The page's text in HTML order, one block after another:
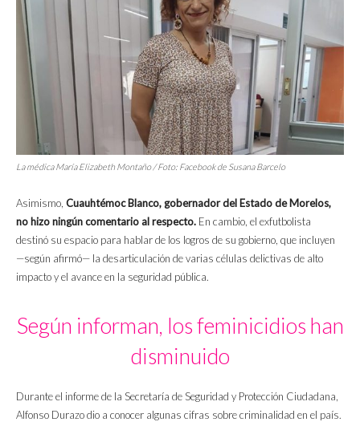
La médica María Elizabeth Montaño / Foto: Facebook de Susana Barcelo
Asimismo, Cuauhtémoc Blanco, gobernador del Estado de Morelos,
no hizo ningún comentario al respecto. En cambio, el exfutbolista
destinó su espacio para hablar de los logros de su gobierno, que incluyen
—según afirmó— la desarticulación de varias células delictivas de alto
impacto y el avance en la seguridad pública.
Según informan, los feminicidios han
disminuido
Durante el informe de la Secretaría de Seguridad y Protección Ciudadana,
Alfonso Durazo dio a conocer algunas cifras sobre criminalidad en el país.